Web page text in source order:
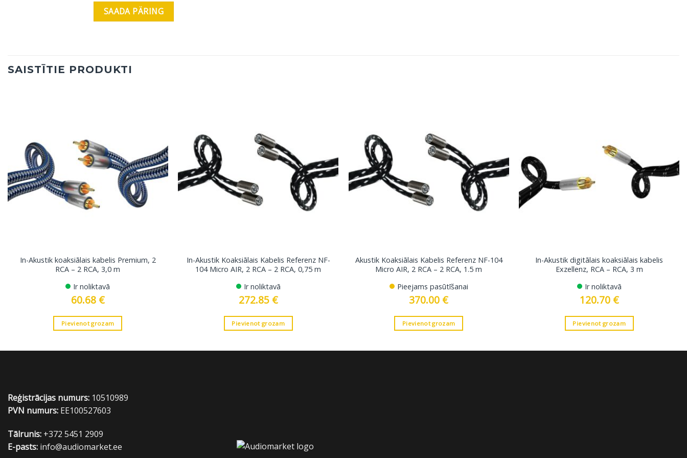
SAISTĪTIE PRODUKTI
In-Akustik koaksiālais kabelis Premium, 2
RCA – 2 RCA, 3,0 m
Ir noliktavā
60.68 €
Pievienot grozam
In-Akustik Koaksiālais Kabelis Referenz NF-
104 Micro AIR, 2 RCA – 2 RCA, 0,75 m
Ir noliktavā
272.85 €
Pievienot grozam
Akustik Koaksiālais Kabelis Referenz NF-104
Micro AIR, 2 RCA – 2 RCA, 1.5 m
Pieejams pasūtīšanai
370.00 €
Pievienot grozam
In-Akustik digitālais koaksiālais kabelis
Exzellenz, RCA – RCA, 3 m
Ir noliktavā
120.70 €
Pievienot grozam
Reģistrācijas numurs: 10510989
PVN numurs: EE100527603
Tālrunis: +372 5451 2909
E-pasts: info@audiomarket.ee